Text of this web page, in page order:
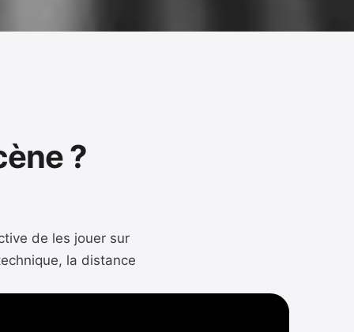
?
de les jouer sur
la distance